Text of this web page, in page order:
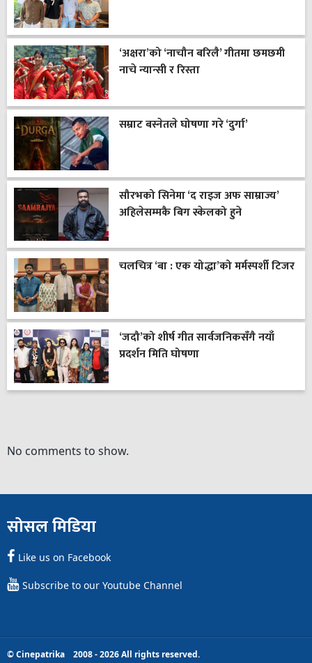
‘अक्षरा’को ‘नाचौन बरिलै’ गीतमा छमछमी
नाचे न्यान्सी र रिस्ता
सम्राट बस्नेतले घोषणा गरे ‘दुर्गा’
सौरभको सिनेमा ‘द राइज अफ साम्राज्य’
अहिलेसम्मकै बिग स्केलको हुने
चलचित्र ‘बा : एक योद्धा’को मर्मस्पर्शी टिजर
‘जदौ’को शीर्ष गीत सार्वजनिकसँगै नयाँ
प्रदर्शन मिति घोषणा
No comments to show.
सोसल मिडिया
Like us on Facebook
Subscribe to our Youtube Channel
© Cinepatrika 2008 - 2026 All rights reserved.